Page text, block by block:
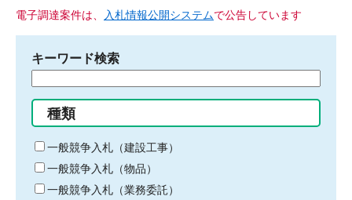
電子調達案件は、 入札情報公開システムで公告しています
キーワード検索
る
キ
ー
ワ
ー
種類
一般競争入札（建設工事）
一般競争入札（物品）
一般競争入札（業務委託）